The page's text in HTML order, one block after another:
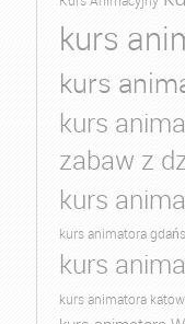
kurs
kurs
kurs
zabaw z
kurs
kurs animatora
kurs
kurs animatora